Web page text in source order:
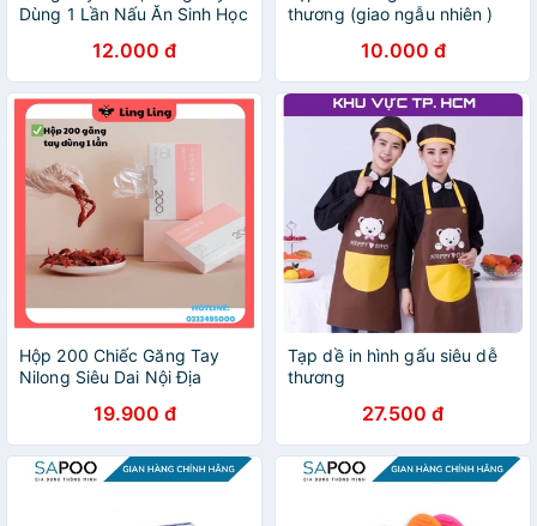
Dùng 1 Lần Nấu Ăn Sinh Học
Toàn Đảm Bảo Vệ Sinh
12.000 đ
thương (giao ngẫu nhiên )
10.000 đ
Hộp 200 Chiếc Găng Tay
Nilong Siêu Dai Nội Địa
19.900 đ
Tạp dề in hình gấu siêu dễ
thương
27.500 đ